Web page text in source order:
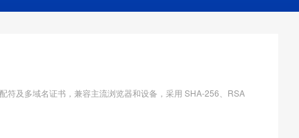
符及多域名证书，兼容主流浏览器和设备，采用 SHA-256、RSA